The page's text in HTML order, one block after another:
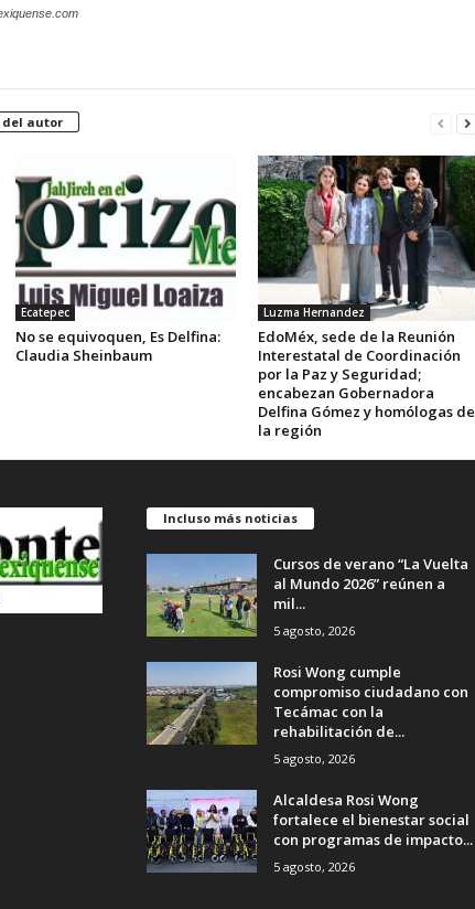
del autor
Ecatepec
No se equivoquen, Es Delfina:
Claudia Sheinbaum
Luzma Hernandez
EdoMéx, sede de la Reunión
Interestatal de Coordinación
por la Paz y Seguridad;
encabezan Gobernadora
Delfina Gómez y homólogas de
la región
Incluso más noticias
Cursos de verano “La Vuelta
al Mundo 2026” reúnen a
mil...
5 agosto, 2026
Rosi Wong cumple
compromiso ciudadano con
Tecámac con la
rehabilitación de...
5 agosto, 2026
Alcaldesa Rosi Wong
fortalece el bienestar social
con programas de impacto...
5 agosto, 2026